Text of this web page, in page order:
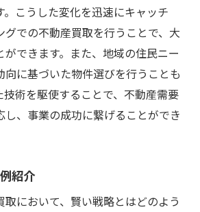
こうした変化を迅速にキャッチ
グでの不動産買取を行うことで、大
ができます。また、地域の住民ニー
向に基づいた物件選びを行うことも
技術を駆使することで、不動産需要
し、事業の成功に繋げることができ
紹介
において、賢い戦略とはどのよう